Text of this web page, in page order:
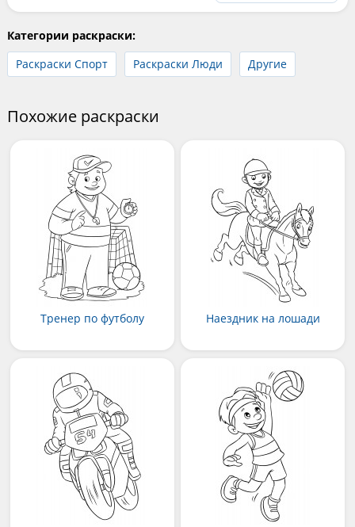
Категории раскраски:
Раскраски Спорт
Раскраски Люди Другие
Похожие раскраски
Тренер по футболу Наездник на лошади